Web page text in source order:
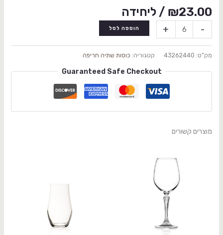
₪23.00 / ליחידה
-
+ הוספה לסל
מק"ט: 43262440 קטגוריה: כוסות שתיה חריפה
Guaranteed Safe Checkout
מוצרים קשורים